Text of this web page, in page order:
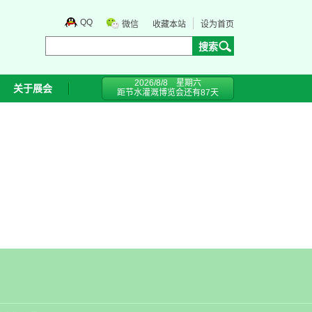
QQ 微信 收藏本站 设为首页
关于展会
2026/8/8 星期六
距节水灌溉博览会还有87天